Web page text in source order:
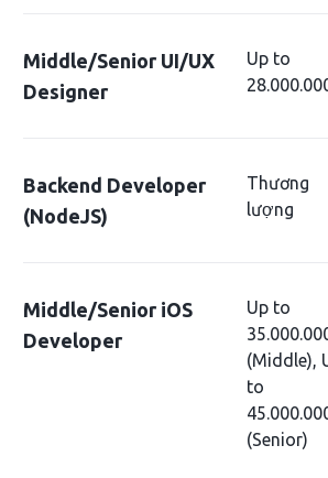
Middle/Senior UI/UX
Designer
Up to
Backend Developer
(NodeJS)
Thương
lượng
Middle/Senior iOS
Developer
Up to
(Middle),
to
(Senior)